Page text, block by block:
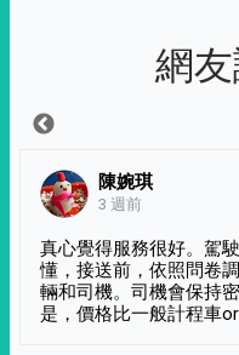
網
陳婉琪
3 週前
真心覺得服務很好。駕
懂，接送前，依照問卷
輛和司機。司機會保持
是，價格比一般計程車